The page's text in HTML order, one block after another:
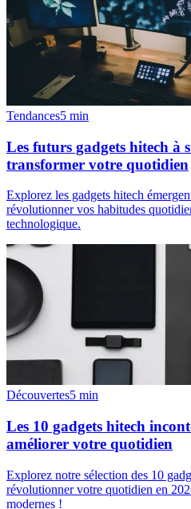
Tendances5 min
Les futurs gadgets hitech à
transformer votre quotidien
Explorez les gadgets hitech
révolutionner vos habitudes
technologique.
Découvertes5 min
Les 10 gadgets hitech
améliorer votre quotidien
Explorez notre sélection des 10
révolutionner votre quotidien en
modernes !